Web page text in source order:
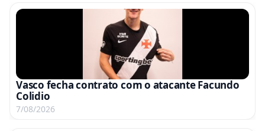
Vasco fecha contrato com o atacante Facundo
Colidio
7/08/2026